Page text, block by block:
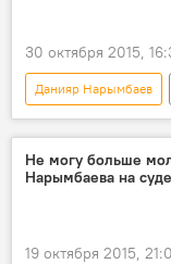
Задержание
Отставка и
30 октября 2015,
Данияр Нарымбаев
Кыргызстан
Хаджимурат
суд
звонок
Задержание
Отставка и
Не могу больше
Нарымбаева на суде
19 октября 2015,